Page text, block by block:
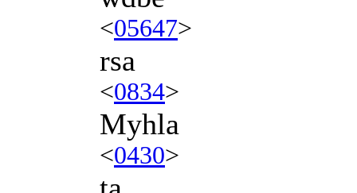
<05647>
rsa
<0834>
Myhla
<0430>